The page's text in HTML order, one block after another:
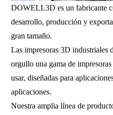
DOWELL3D es un fabricante
desarrollo, producción y
gran tamaño.
Las impresoras 3D industriales
orgullo una gama de
usar, diseñadas para
aplicaciones.
Nuestra amplia línea de